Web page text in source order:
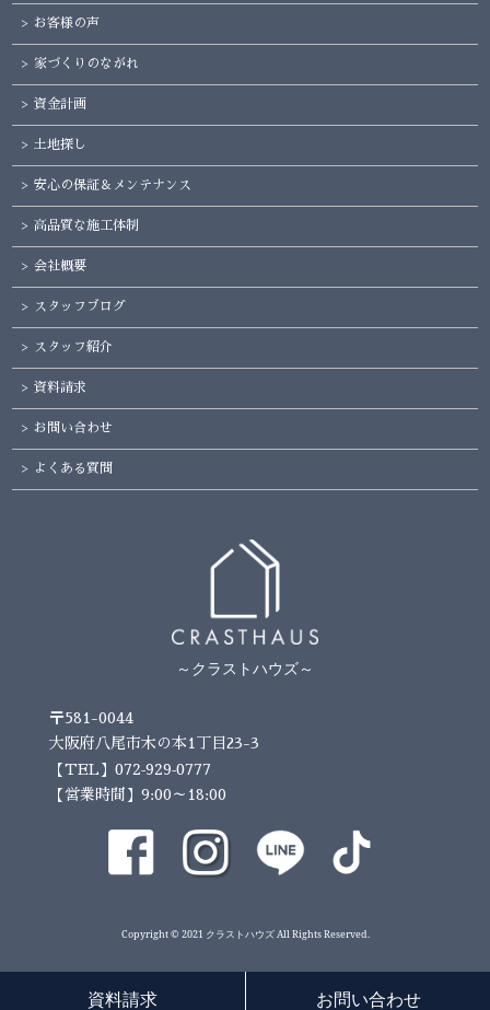
資料請求 お問い合わせ
お客様の声
家づくりのながれ
資金計画
土地探し
安心の保証＆メンテナンス
高品質な施工体制
会社概要
スタッフブログ
スタッフ紹介
資料請求
お問い合わせ
よくある質問
～クラストハウズ～
〒581-0044
大阪府八尾市木の本1丁目23-3
【TEL】072-929-0777
【営業時間】9:00～18:00
Copyright © 2021 クラストハウズ All Rights Reserved.